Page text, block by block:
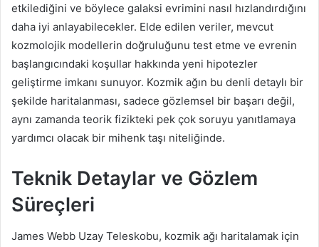
etkilediğini ve böylece galaksi evrimini nasıl hızlandırdığını
daha iyi anlayabilecekler. Elde edilen veriler, mevcut
kozmolojik modellerin doğruluğunu test etme ve evrenin
başlangıcındaki koşullar hakkında yeni hipotezler
geliştirme imkanı sunuyor. Kozmik ağın bu denli detaylı bir
şekilde haritalanması, sadece gözlemsel bir başarı değil,
aynı zamanda teorik fizikteki pek çok soruyu yanıtlamaya
yardımcı olacak bir mihenk taşı niteliğinde.
Teknik Detaylar ve Gözlem
Süreçleri
James Webb Uzay Teleskobu, kozmik ağı haritalamak için